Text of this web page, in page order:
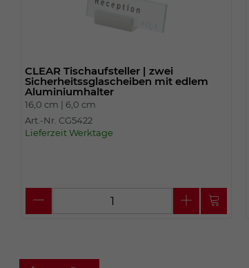
CLEAR Tischaufsteller | zwei
Sicherheitssglascheiben mit edlem
Aluminiumhalter
16,0 cm | 6,0 cm
Art.-Nr. CG5422
Lieferzeit Werktage